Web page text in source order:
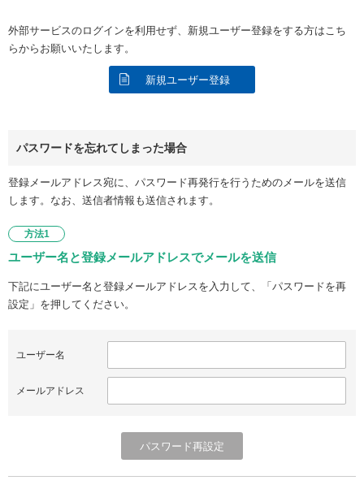
外部サービスのログインを利用せず、新規ユーザー登録をする方はこち
らからお願いいたします。
新規ユーザー登録
パスワードを忘れてしまった場合
登録メールアドレス宛に、パスワード再発行を行うためのメールを送信
します。なお、送信者情報も送信されます。
方法1
ユーザー名と登録メールアドレスでメールを送信
下記にユーザー名と登録メールアドレスを入力して、「パスワードを再
設定」を押してください。
ユーザー名
メールアドレス